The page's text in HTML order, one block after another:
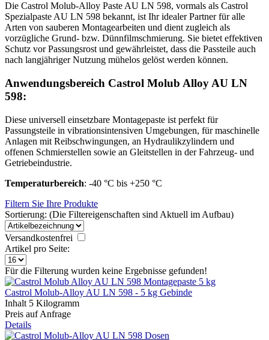
Die Castrol Molub-Alloy Paste AU LN 598, vormals als Castrol
Spezialpaste AU LN 598 bekannt, ist Ihr idealer Partner für alle
Arten von sauberen Montagearbeiten und dient zugleich als
vorzügliche Grund- bzw. Dünnfilmschmierung. Sie bietet effektiven
Schutz vor Passungsrost und gewährleistet, dass die Passteile auch
nach langjähriger Nutzung mühelos gelöst werden können.
Anwendungsbereich Castrol Molub Alloy AU LN
598:
Diese universell einsetzbare Montagepaste ist perfekt für
Passungsteile in vibrationsintensiven Umgebungen, für maschinelle
Anlagen mit Reibschwingungen, an Hydraulikzylindern und
offenen Schmierstellen sowie an Gleitstellen in der Fahrzeug- und
Getriebeindustrie.
Temperaturbereich: -40 °C bis +250 °C
Filtern Sie Ihre Produkte
Sortierung: (Die Filtereigenschaften sind Aktuell im Aufbau)
Versandkostenfrei
Artikel pro Seite:
Für die Filterung wurden keine Ergebnisse gefunden!
Castrol Molub-Alloy AU LN 598 - 5 kg Gebinde
Inhalt 5 Kilogramm
Preis auf Anfrage
Details